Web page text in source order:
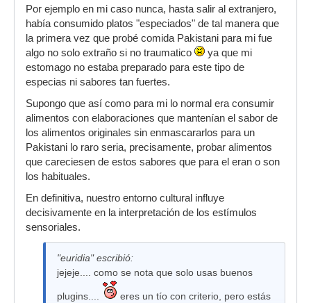
Por ejemplo en mi caso nunca, hasta salir al extranjero,
había consumido platos "especiados" de tal manera que
la primera vez que probé comida Pakistani para mi fue
algo no solo extraño si no traumatico
ya que mi
estomago no estaba preparado para este tipo de
especias ni sabores tan fuertes.
Supongo que así como para mi lo normal era consumir
alimentos con elaboraciones que mantenían el sabor de
los alimentos originales sin enmascararlos para un
Pakistani lo raro seria, precisamente, probar alimentos
que careciesen de estos sabores que para el eran o son
los habituales.
En definitiva, nuestro entorno cultural influye
decisivamente en la interpretación de los estímulos
sensoriales.
"euridia" escribió:
jejeje.... como se nota que solo usas buenos
plugins....
eres un tío con criterio, pero estás